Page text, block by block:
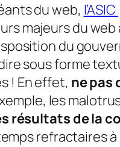
du web, l’ASIC
majeurs du web
du
sous forme
! En effet, ne pas
les
résultats de la
refractaires